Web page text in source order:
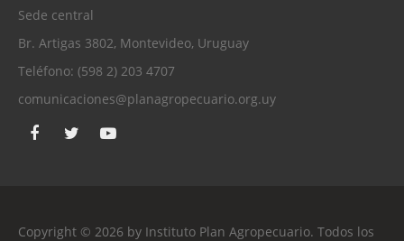
Sede central
Br. Artigas 3802, Montevideo, Uruguay
Teléfono: (598 2) 203 4707
comunicaciones@planagropecuario.org.uy
Copyright © 2026 by Instituto Plan Agropecuario. Todos los